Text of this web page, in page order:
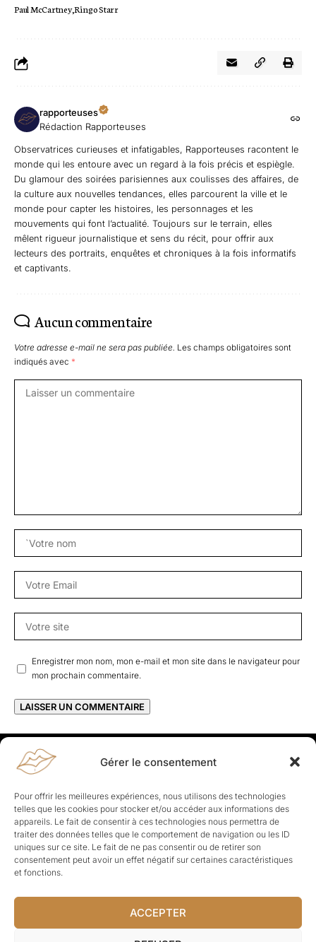
Gérer le consentement
Pour offrir les meilleures expériences, nous utilisons des technologies
telles que les cookies pour stocker et/ou accéder aux informations des
appareils. Le fait de consentir à ces technologies nous permettra de
traiter des données telles que le comportement de navigation ou les ID
uniques sur ce site. Le fait de ne pas consentir ou de retirer son
consentement peut avoir un effet négatif sur certaines caractéristiques
et fonctions.
ACCEPTER
Paul McCartney Ringo Starr
rapporteuses
Rédaction Rapporteuses
Observatrices curieuses et infatigables, Rapporteuses racontent le
monde qui les entoure avec un regard à la fois précis et espiègle.
Du glamour des soirées parisiennes aux coulisses des affaires, de
la culture aux nouvelles tendances, elles parcourent la ville et le
monde pour capter les histoires, les personnages et les
mouvements qui font l’actualité. Toujours sur le terrain, elles
mêlent rigueur journalistique et sens du récit, pour offrir aux
lecteurs des portraits, enquêtes et chroniques à la fois informatifs
et captivants.
Aucun commentaire
Votre adresse e-mail ne sera pas publiée. Les champs obligatoires sont
indiqués avec *
Enregistrer mon nom, mon e-mail et mon site dans le navigateur pour
mon prochain commentaire.
Rapporteuses
À propos de Rapporteuses :Rapporteuses, c’est l’histoire de
Parisiennes, bien dans leurs baskets qui aiment rapporter ce qui leur
cause, leur apporte et leur rapporte !
Les Topics
Société Politique Business Culture
Sport
Lifestyle